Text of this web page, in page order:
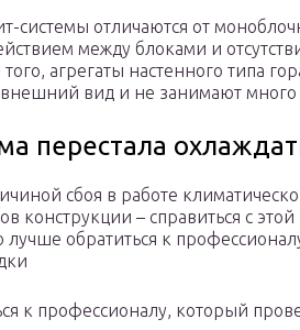
системы отличаются от
между блоками и
агрегаты настенного типа
вид и не занимают
перестала
сбоя в работе
конструкции – справиться с
лучше обратиться к
к профессионалу, который